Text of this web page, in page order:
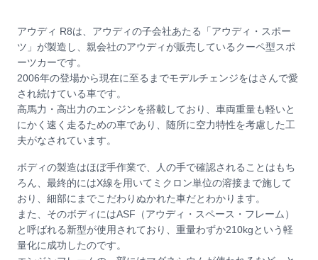
アウディ R8は、アウディの子会社あたる「アウディ・スポー
ツ」が製造し、親会社のアウディが販売しているクーペ型スポ
ーツカーです。
2006年の登場から現在に至るまでモデルチェンジをはさんで愛
され続けている車です。
高馬力・高出力のエンジンを搭載しており、車両重量も軽いと
にかく速く走るための車であり、随所に空力特性を考慮した工
夫がなされています。
ボディの製造はほぼ手作業で、人の手で確認されることはもち
ろん、最終的にはX線を用いてミクロン単位の溶接まで施して
おり、細部にまでこだわりぬかれた車だとわかります。
また、そのボディにはASF（アウディ・スペース・フレーム）
と呼ばれる新型が使用されており、重量わずか210kgという軽
量化に成功したのです。